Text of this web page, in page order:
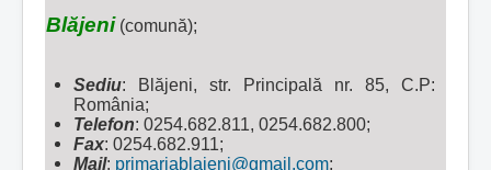
Blăjeni (comună);
Sediu: Blăjeni, str. Principală nr. 85, C.P:
România;
Telefon: 0254.682.811, 0254.682.800;
Fax: 0254.682.911;
Mail: primariablajeni@gmail.com;